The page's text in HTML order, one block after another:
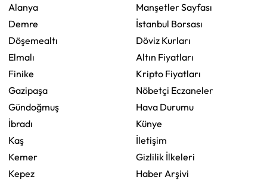
Alanya
Demre
Döşemealtı
Elmalı
Finike
Gazipaşa
Gündoğmuş
İbradı
Kaş
Kemer
Kepez
Manşetler Sayfası
İstanbul Borsası
Döviz Kurları
Altın Fiyatları
Kripto Fiyatları
Nöbetçi Eczaneler
Hava Durumu
Künye
İletişim
Gizlilik İlkeleri
Haber Arşivi